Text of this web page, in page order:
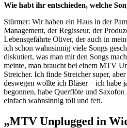
Wie habt ihr entschieden, welche
Stürmer: Wir haben ein Haus in der
Management, der Regisseur, der
Lebensgefährte Oliver, der auch in
ich schon wahnsinnig viele Songs
diskutiert, was man mit den Songs
meinte, man braucht bei einem MTV
Streicher. Ich finde Streicher super,
deswegen wollte ich Bläser – ich habe
begonnen, habe Querflöte und
einfach wahnsinnig toll und fett.
„MTV Unplugged in